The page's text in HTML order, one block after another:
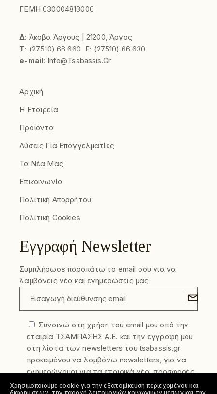
ΓΕΜΗ 030004813000
Δ: Άκοβα Άργους | 21200, Άργος
Τ: (27510) 66 660 F: (27510) 66 630
e-mail: Info@tsabassis.gr
Αρχική
Η Εταιρεία
Προϊόντα
Λύσεις Για Επαγγελματίες
Τα Νέα Μας
Επικοινωνία
Πολιτική Απορρήτου
Πολιτική Cookies
Εγγραφή Newsletter
Συμπλήρωσε παρακάτω το email σου για να
λαμβάνεις νέα και ενημερώσεις μας
Συναινώ στη χρήση του email μου από την
εταιρία ΤΣΑΜΠΑΣΗΣ Α.Ε. και την εγγραφή μου
στη λίστα των newsletters του tsabassis.gr
προκειμένου να λαμβάνω newsletters, για να
ενημερώνομαι για τα εταιρικά νέα, προσφορές
και τα νέα προϊόντα της εταιρίας. Η
Χρησιμοποιούμε cookie για την εξατομίκευση περιεχομένου και
διαφημίσεων, την παροχή λειτουργιών κοινωνικών μέσων και την